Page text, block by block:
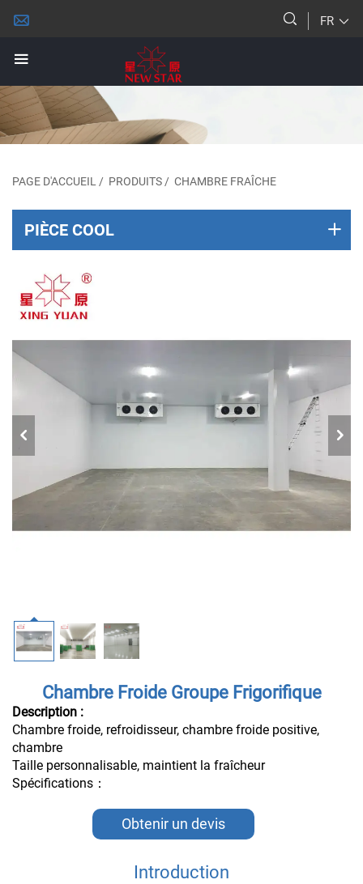
FR
PAGE D'ACCUEIL/ PRODUITS/ CHAMBRE FRAÎCHE
PIÈCE COOL
Chambre Froide Groupe Frigorifique
Description :
Chambre froide, refroidisseur, chambre froide positive,
chambre
Taille personnalisable, maintient la fraîcheur
Spécifications：
Obtenir un devis
Introduction